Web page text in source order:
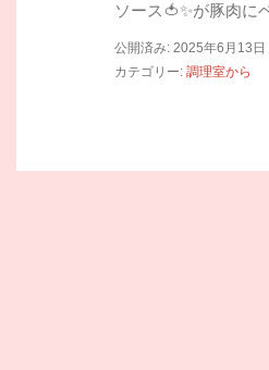
ソース🍅✨が豚肉に
公開済み: 2025年6月13日
カテゴリー: 調理室から